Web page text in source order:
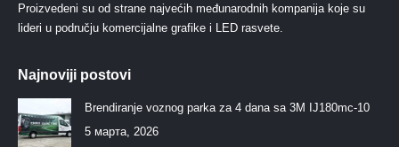
Proizvedeni su od strane najvećih međunarodnih kompanija koje su
lideri u području komercijalne grafike i LED rasvete.
Najnoviji postovi
Brendiranje voznog parka za 4 dana sa 3M IJ180mc-10
5 марта, 2026